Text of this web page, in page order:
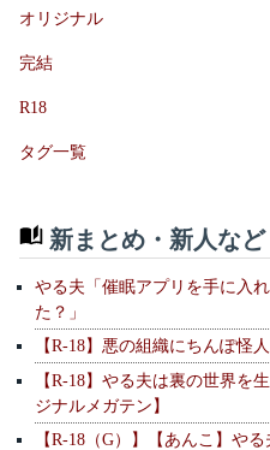
オリジナル
完結
R18
タグ一覧
新まとめ・新人など
やる夫「催眠アプリを手に入
た？」
【R-18】悪の組織にちんぽ怪
【R-18】やる夫は裏の世界を
ジナルメガテン】
【R-18（G）】【あんこ】や